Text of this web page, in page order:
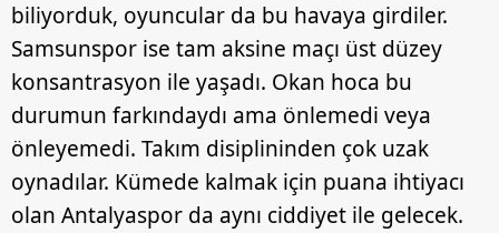
biliyorduk, oyuncular da bu havaya girdiler.
Samsunspor ise tam aksine maçı üst düzey
konsantrasyon ile yaşadı. Okan hoca bu
durumun farkındaydı ama önlemedi veya
önleyemedi. Takım disiplininden çok uzak
oynadılar. Kümede kalmak için puana ihtiyacı
olan Antalyaspor da aynı ciddiyet ile gelecek.